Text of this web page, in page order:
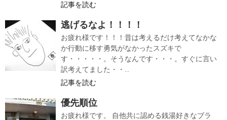
記事を読む
逃げるなよ！！！！
お疲れ様です！！！昔は考えるだけ考えてなかな
か行動に移す勇気がなかったスズキで
す・・・・・。そうなんです・・・。すぐに言い
訳考えてました・・...
記事を読む
優先順位
お疲れ様です。 自他共に認める銭湯好きなブラ